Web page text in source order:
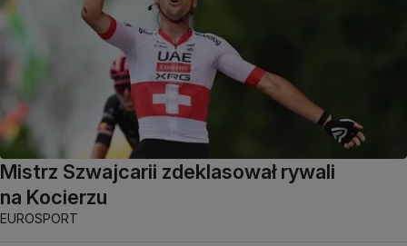
Mistrz Szwajcarii zdeklasował rywali
na Kocierzu
EUROSPORT